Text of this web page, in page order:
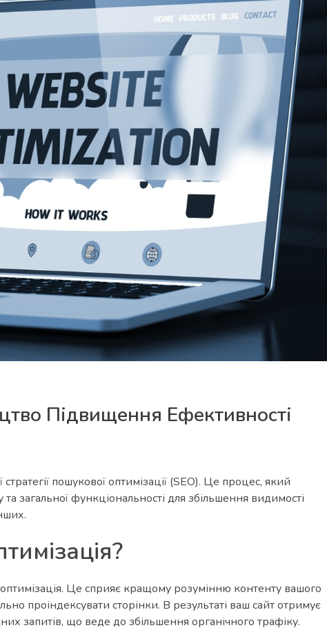
Підвищення Ефективності
пошукової оптимізації (SEO). Це процес, який
загальної функціональності для збільшення видимості
Це сприяє кращому розумінню контенту вашого
проіндексувати сторінки. В результаті ваш сайт отримує
запитів, що веде до збільшення органічного трафіку.